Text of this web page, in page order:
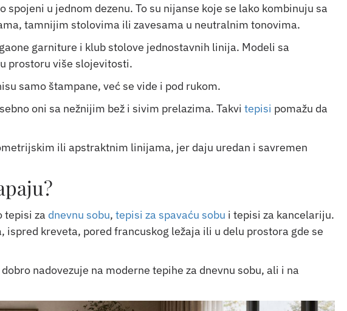
spojeni u jednom dezenu. To su nijanse koje se lako kombinuju sa
tamnijim stolovima ili zavesama u neutralnim tonovima.
garniture i klub stolove jednostavnih linija. Modeli sa
prostoru više slojevitosti.
samo štampane, već se vide i pod rukom.
oni sa nežnijim bež i sivim prelazima. Takvi tepisi pomažu da
ili apstraktnim linijama, jer daju uredan i savremen
tepisi za dnevnu sobu, tepisi za spavaću sobu i tepisi za kancelariju.
kreveta, pored francuskog ležaja ili u delu prostora gde se
nadovezuje na moderne tepihe za dnevnu sobu, ali i na